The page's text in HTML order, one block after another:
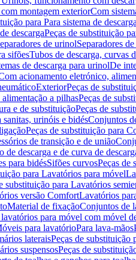
montagem exteriorCom
para Para sistema de
descargaPeças de substituição
de urinolSeparadores
sifõesTubos de descarga, curvas
de descarga para urinolDe
acionamento eletrónico,
ExteriorPeças de
a pilhasPeças de
e de substituiçãoPeças de
urinóis e bidésConjuntos
Peças de substituição para
de transição e de união
de descarga e de curva de
para bidésSifões curvosPeças de
para Lavatórios para móvel
substituição para Lavatórios
versão ComfortLavatórios
Material de fixaçãoConjuntos de
para móvel com móvel
para lavatórioPara lava-mãos
lateraisPeças de substituição
suspensosPeças de